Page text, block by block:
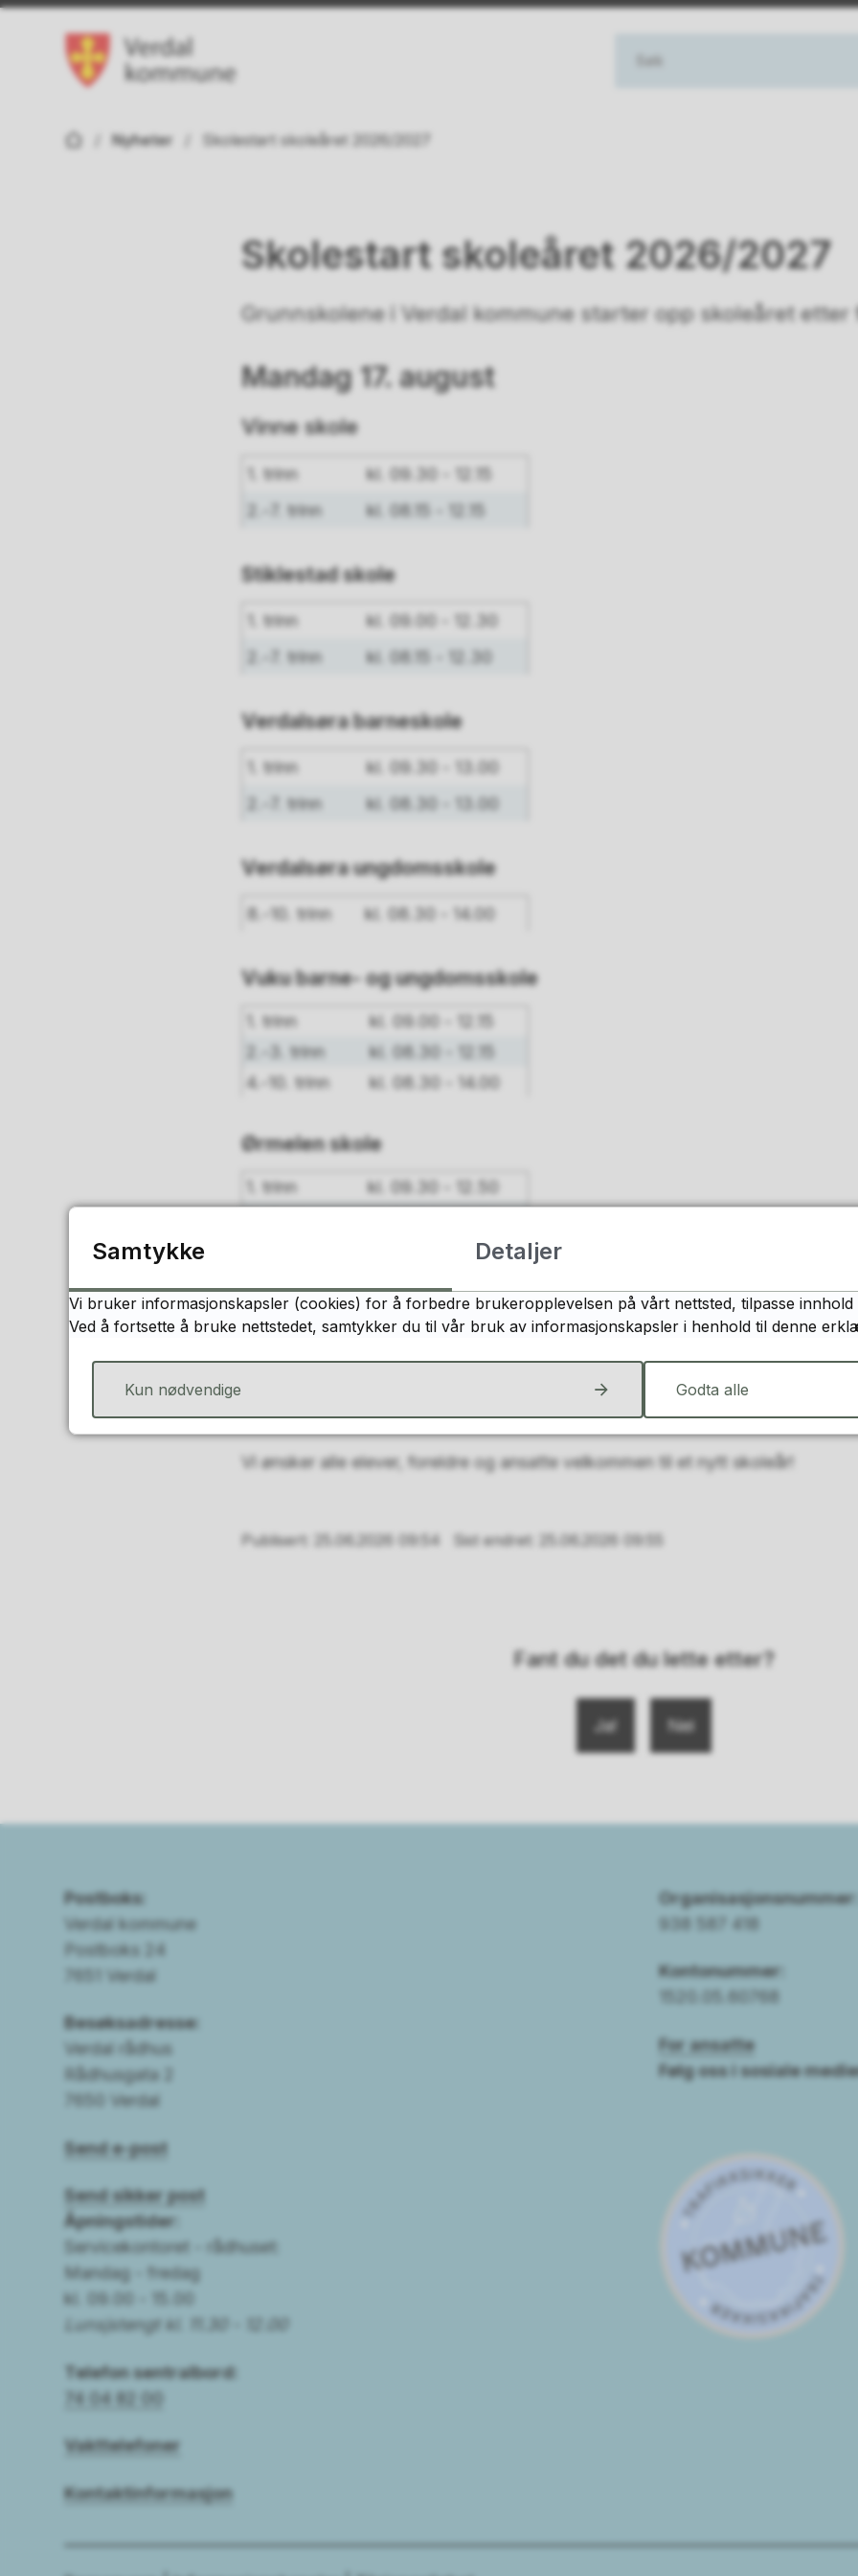
Du er her:Nyheter Skolestart skoleåret 2026/2027
Skolestart skoleåret 2026/2027
Grunnskolene i Verdal kommune starter opp skoleåret
Mandag 17. august
Vinne skole
1. trinn
kl. 09.30 - 12.15
2.-7. trinn
kl. 08.15 - 12.15
Stiklestad skole
1. trinn
kl. 09.00 - 12.30
2.-7. trinn
kl. 08.15 - 12.30
Verdalsøra barneskole
1. trinn
kl. 09.30 - 13.00
2.-7. trinn
kl. 08.30 - 13.00
Verdalsøra ungdomsskole
8.-10. trinn kl. 08.30 - 14.00
Vuku barne- og ungdomsskole
1. trinn
kl. 09.00 - 12.15
2.-3. trinn
kl. 08.30 - 12.15
4.-10. trinn
kl. 08.30 - 14.00
Ørmelen skole
1. trinn
kl. 09.30 - 12.50
Skoleskyss er oppsatt for de som har rett på det.
Skolefritidsordningen (SFO)åpner mandag 17. august.
Spørsmål angående skolestart eller SFO rettes til den enkelte skole.
Vi ønsker alle elever, foreldre og ansatte velkommen til et nytt skoleår!
Publisert 25.06.2026 09:54 Sist endret 25.06.2026 09:55
Fant du det du lette etter?
Ja Nei
Postboks:
Verdal kommune
Postboks 24
7651 Verdal
Besøksadresse:
Verdal rådhus
Rådhusgata 2
7650 Verdal
Send e-post
Send sikker post
Åpningstider:
Servicekontoret - rådhuset:
Mandag - fredag
kl. 09.00 - 15.00
Lunsjstengt kl. 11.30 - 12.00
Telefon sentralbord:
74 04 82 00
Vakttelefoner
Kontaktinformasjon
Organisasjonsnummer:
938 587 418
Kontonummer:
For ansatte
Følg oss i sosiale
Samtykke Detaljer
Vi bruker informasjonskapsler (cookies) for å forbedre brukeropplevelsen på vårt nettsted, tilpasse
Ved å fortsette å bruke nettstedet, samtykker du til vår bruk av informasjonskapsler i henhold til denne
Kun nødvendige Godta alle